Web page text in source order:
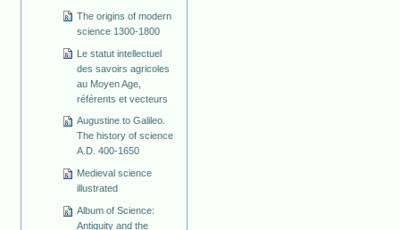
The origins of modern
science 1300-1800
Le statut intellectuel
des savoirs agricoles
au Moyen Age,
référents et vecteurs
Augustine to Galileo.
The history of science
A.D. 400-1650
Medieval science
illustrated
Album of Science:
Antiquity and the